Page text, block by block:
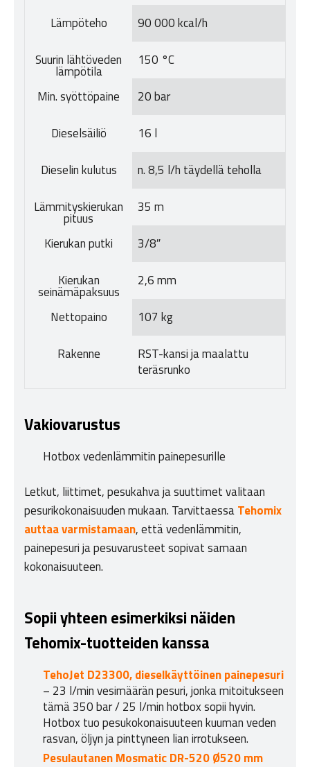
Lämpöteho 90 000 kcal/h
Suurin lähtöveden
lämpötila
150 °C
Min. syöttöpaine 20 bar
Dieselsäiliö 16 l
Dieselin kulutus n. 8,5 l/h täydellä teholla
Lämmityskierukan
pituus
35 m
Kierukan putki 3/8″
Kierukan
seinämäpaksuus
2,6 mm
Nettopaino 107 kg
Rakenne
RST-kansi ja maalattu
teräsrunko
Vakiovarustus
Hotbox vedenlämmitin painepesurille
Letkut, liittimet, pesukahva ja suuttimet valitaan
pesurikokonaisuuden mukaan. TarvittaessaTehomix
auttaa varmistamaan, että vedenlämmitin,
painepesuri ja pesuvarusteet sopivat samaan
kokonaisuuteen.
Sopii yhteen esimerkiksi näiden
Tehomix-tuotteiden kanssa
TehoJet D23300, dieselkäyttöinen painepesuri
– 23 l/min vesimäärän pesuri, jonka mitoitukseen
tämä 350 bar / 25 l/min hotbox sopii hyvin.
Hotbox tuo pesukokonaisuuteen kuuman veden
rasvan, öljyn ja pinttyneen lian irrotukseen.
Pesulautanen Mosmatic DR-520 Ø520 mm